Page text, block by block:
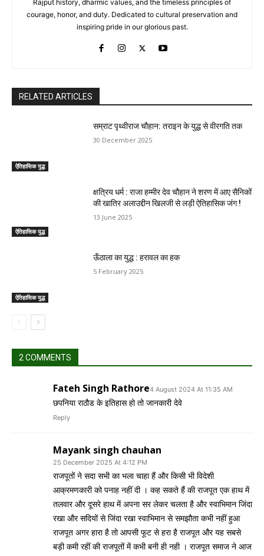
Rajput history, dharmic values, and the timeless principles of
courage, honor, and duty. Dedicated to cultural preservation and
inspiring pride in our glorious past.
RELATED ARTICLES
ऐतिहासिक युद्ध
सम्राट पृथ्वीराज चौहान: तराइन के युद्ध से वीरगति तक
30 December 2025
ऐतिहासिक युद्ध
क्षत्रिय धर्म : राजा हम्मीर देव चौहान ने शरण में आए सैनिकों
की खातिर अलाउद्दीन खिलजी से लड़ी ऐतिहासिक जंग !
13 June 2025
ऐतिहासिक युद्ध
ऊँठाला का युद्ध : हरावल का हक
5 February 2025
2 COMMENTS
Fateh Singh Rathore4 August 2024 At 11:35 AM
छपनिया राठौड के इतिहास हो तो जानकारी देवे
Reply
Mayank singh chauhan
25 December 2025 At 4:12 PM
राजपूतों ने सदा सभी का भला चाहा हैं और किसी भी विदेशी
आक्रमणकारी को पनाह नहीं दी । कह सकते हैं की राजपूत एक हाथ में
तलवार और दूसरे हाथ में अपना सर लेकर चलता है और स्वाभिमान जिंदा
रखा और सदियों से जिंदा रखा स्वाभिमान से समझौता कभी नहीं हुआ
राजपूत अगर हारा है तो आपसी फूट से हरा है राजपूत और यह सबसे
बड़ी कमी रहीं की राजपूतों में कभी बनी ही नही । राजपूत समाज ने आज